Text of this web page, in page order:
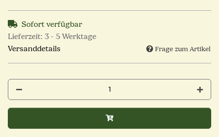
Sofort verfügbar
Lieferzeit: 3 - 5 Werktage
Versanddetails
Frage zum Artikel